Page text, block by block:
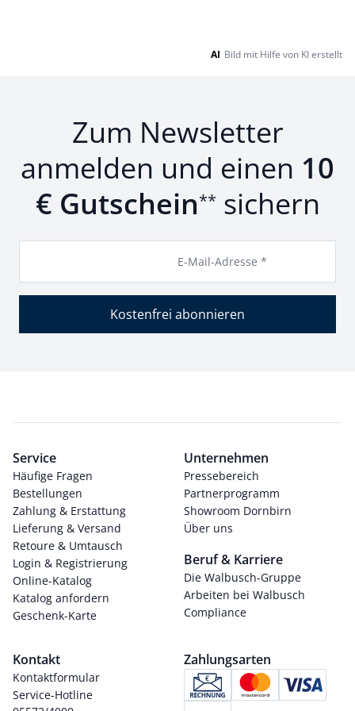
AI Bild mit Hilfe von KI erstellt
Zum Newsletter
anmelden und einen 10
€ Gutschein** sichern
E-Mail-Adresse *
Kostenfrei abonnieren
Service
Häufige Fragen
Bestellungen
Zahlung & Erstattung
Lieferung & Versand
Retoure & Umtausch
Login & Registrierung
Online-Katalog
Katalog anfordern
Geschenk-Karte
Unternehmen
Pressebereich
Partnerprogramm
Showroom Dornbirn
Über uns
Beruf & Karriere
Die Walbusch-Gruppe
Arbeiten bei Walbusch
Compliance
Kontakt
Kontaktformular
Service-Hotline
Zahlungsarten